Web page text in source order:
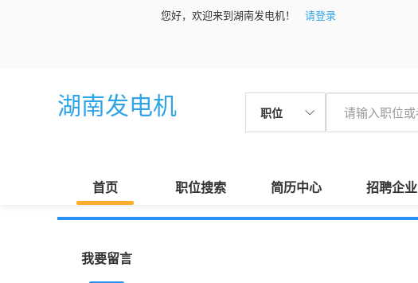
您好，欢迎来到湖南发电机！
请登录
湖南发电机 职位
首页 职位搜索 简历中心 招聘企业
我要留言